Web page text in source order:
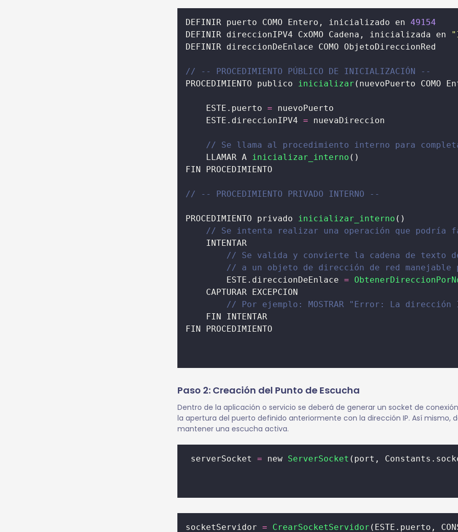
DEFINIR puerto COMO Entero, inicializado en 49154
DEFINIR direccionIPV4 CxOMO Cadena, inicializada en
DEFINIR direccionDeEnlace COMO ObjetoDireccionRed
// -- PROCEDIMIENTO PÚBLICO DE INICIALIZACIÓN --
PROCEDIMIENTO publico inicializar (nuevoPuerto COMO
    ESTE.puerto
= nuevoPuerto
    ESTE.direccionIPV4
= nuevaDireccion
// Se llama al procedimiento interno para
    LLAMAR A
inicializar_interno ()
FIN PROCEDIMIENTO
// -- PROCEDIMIENTO PRIVADO INTERNO --
PROCEDIMIENTO privado inicializar_interno ()
// Se intenta realizar una operación que podría
    INTENTAR
// Se valida y convierte la cadena de texto
// a un objeto de dirección de red manejable
        ESTE.direccionDeEnlace
=
    CAPTURAR EXCEPCION
// Por ejemplo: MOSTRAR "Error: La
    FIN INTENTAR
FIN PROCEDIMIENTO
Paso 2: Creación del Punto de Escucha
Dentro de la aplicación o servicio se deberá de generar un socket de
la apertura del puerto definido anteriormente con la dirección IP. Así mismo,
mantener una escucha activa.
serverSocket = new ServerSocket (port,
socketServidor = CrearSocketServidor (ESTE.puerto,